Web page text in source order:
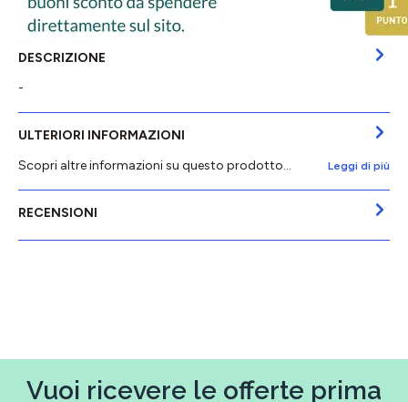
DESCRIZIONE
-
ULTERIORI INFORMAZIONI
Scopri altre informazioni su questo prodotto...
Leggi di più
RECENSIONI
Vuoi ricevere le offerte prima